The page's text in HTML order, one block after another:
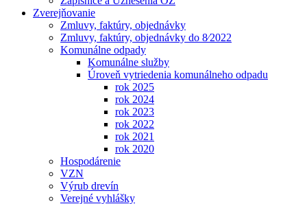
Zverejňovanie
Zmluvy, faktúry, objednávky
Zmluvy, faktúry, objednávky do 8⁄2022
Komunálne odpady
Komunálne služby
Úroveň vytriedenia komunálneho odpadu
rok 2025
rok 2024
rok 2023
rok 2022
rok 2021
rok 2020
Hospodárenie
VZN
Výrub drevín
Verejné vyhlášky